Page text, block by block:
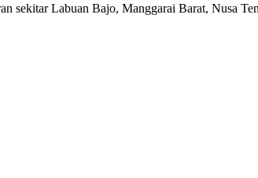
Labuan Bajo, Manggarai Barat, Nusa